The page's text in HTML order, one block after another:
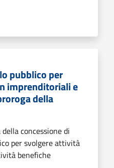
pubblico per
imprenditoriali e
della
concessione di
per svolgere attività
benefiche